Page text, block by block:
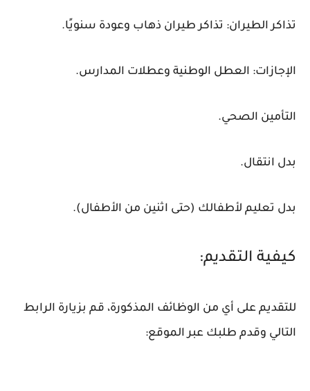
تذاكر الطيران: تذاكر طيران ذهاب وعودة سنويًا.
الإجازات: العطل الوطنية وعطلات المدارس.
التأمين الصحي.
بدل انتقال.
بدل تعليم لأطفالك (حتى اثنين من الأطفال).
كيفية التقديم:
للتقديم على أي من الوظائف المذكورة، قم بزيارة الرابط
التالي وقدم طلبك عبر الموقع: